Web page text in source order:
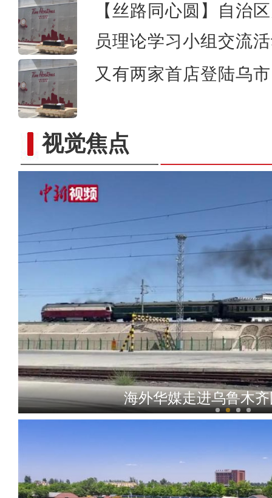
【丝路同心圆】自治
员理论学习小组交流
又有两家首店登陆乌
视觉焦点《游在新疆、吃住在兵团》
海外华媒走进乌鲁木